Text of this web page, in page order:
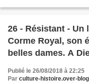
26 - Résistant - Un
Corme Royal, son
belles dames. A
Publié le 26/08/2018 à 22:25
Par culture-histoire.over-